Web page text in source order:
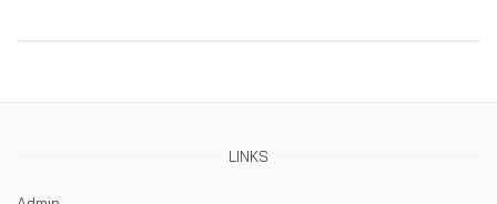
LINKS